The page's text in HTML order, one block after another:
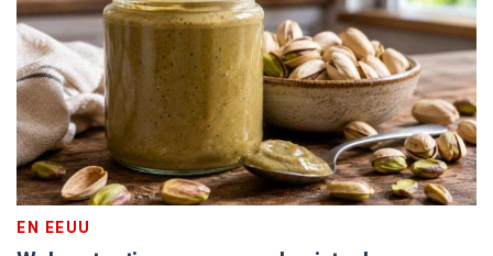
EN EEUU